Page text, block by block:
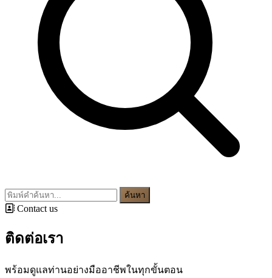
ค้นหา
Contact us
ติดต่อเรา
พร้อมดูแลท่านอย่างมืออาชีพในทุกขั้นตอน